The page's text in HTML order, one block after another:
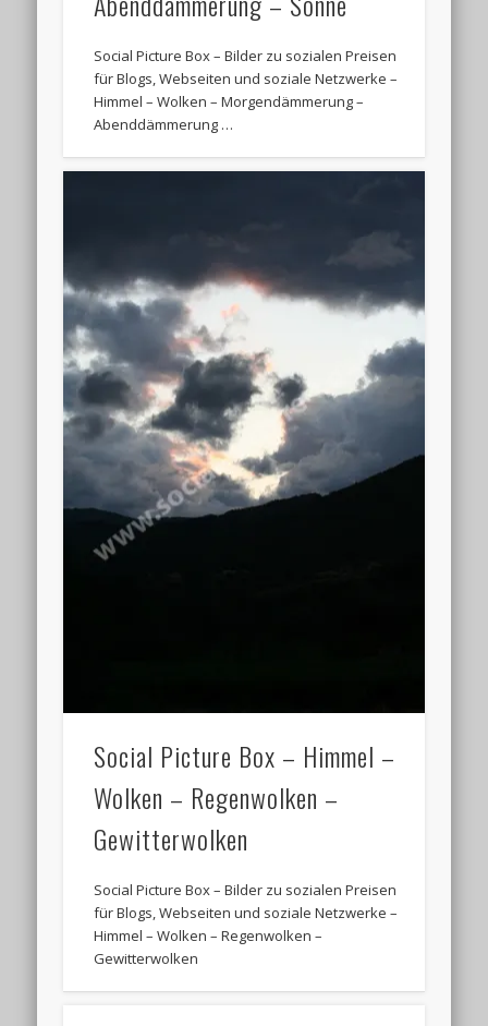
Social Picture Box – Bilder zu sozialen Preisen
für Blogs, Webseiten und soziale Netzwerke –
Himmel – Wolken – Morgendämmerung –
Abenddämmerung …
Social Picture Box – Himmel –
Wolken – Regenwolken –
Gewitterwolken
Social Picture Box – Bilder zu sozialen Preisen
für Blogs, Webseiten und soziale Netzwerke –
Himmel – Wolken – Regenwolken –
Gewitterwolken